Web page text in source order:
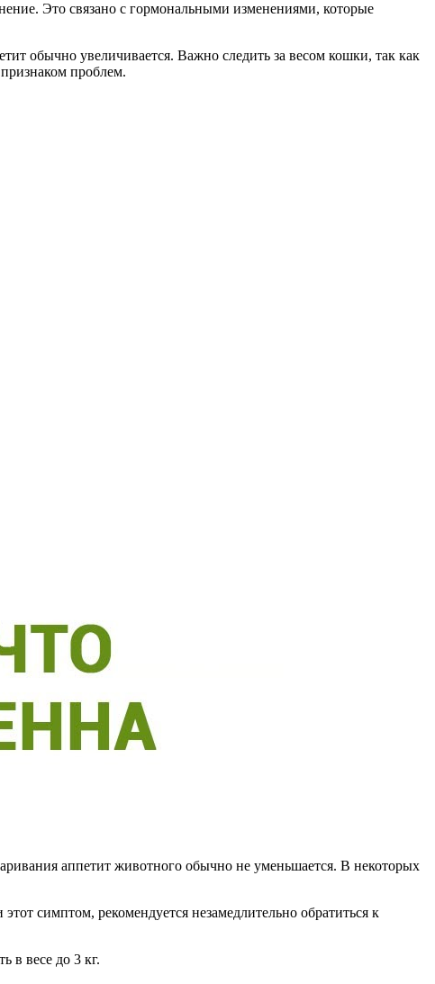
Это связано с гормональными изменениями, которые
обычно увеличивается. Важно следить за весом кошки, так как
проблем.
аппетит животного обычно не уменьшается. В некоторых
симптом, рекомендуется незамедлительно обратиться к
в весе до 3 кг.